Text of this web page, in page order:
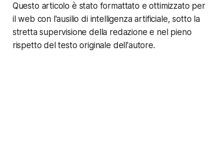
Questo articolo è stato formattato e ottimizzato per
il web con l'ausilio di intelligenza artificiale, sotto la
stretta supervisione della redazione e nel pieno
rispetto del testo originale dell'autore.